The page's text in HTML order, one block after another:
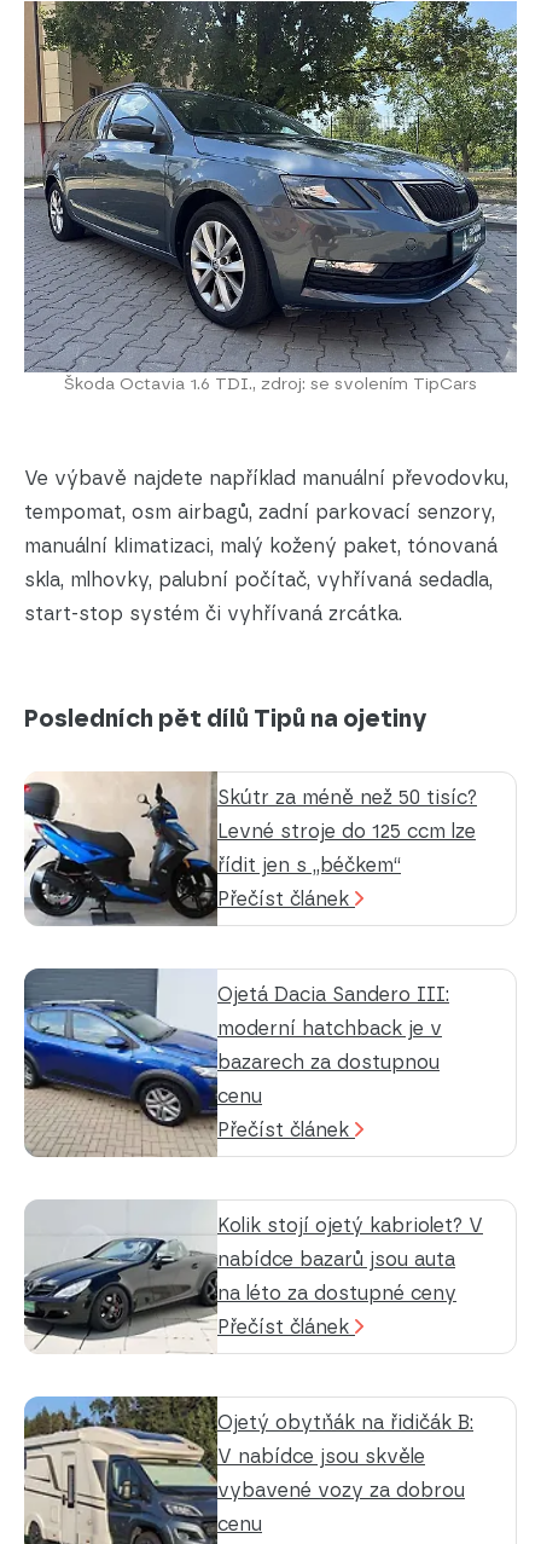
Škoda Octavia 1.6 TDI., zdroj: se svolením TipCars
Ve výbavě najdete například manuální převodovku,
tempomat, osm airbagů, zadní parkovací senzory,
manuální klimatizaci, malý kožený paket, tónovaná
skla, mlhovky, palubní počítač, vyhřívaná sedadla,
start-stop systém či vyhřívaná zrcátka.
Posledních pět dílů Tipů na ojetiny
Skútr za méně než 50 tisíc?
Levné stroje do 125 ccm lze
řídit jen s „béčkem“
Přečíst článek
Ojetá Dacia Sandero III:
moderní hatchback je v
bazarech za dostupnou
cenu
Přečíst článek
Kolik stojí ojetý kabriolet? V
nabídce bazarů jsou auta
na léto za dostupné ceny
Přečíst článek
Ojetý obytňák na řidičák B:
V nabídce jsou skvěle
vybavené vozy za dobrou
cenu